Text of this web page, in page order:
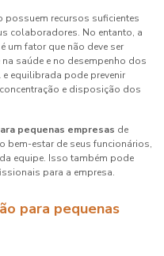
possuem recursos suficientes
colaboradores. No entanto, a
é um fator que não deve ser
saúde e no desempenho dos
equilibrada pode prevenir
e disposição dos
pequenas empresas de
bem-estar de seus funcionários,
equipe. Isso também pode
para a empresa.
para pequenas